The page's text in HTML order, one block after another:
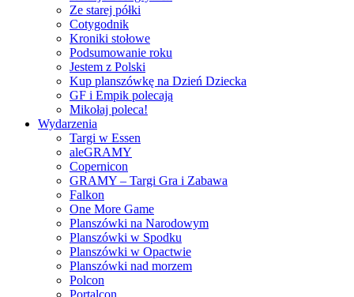
Ze starej półki
Cotygodnik
Kroniki stołowe
Podsumowanie roku
Jestem z Polski
Kup planszówkę na Dzień Dziecka
GF i Empik polecają
Mikołaj poleca!
Wydarzenia
Targi w Essen
aleGRAMY
Copernicon
GRAMY – Targi Gra i Zabawa
Falkon
One More Game
Planszówki na Narodowym
Planszówki w Spodku
Planszówki w Opactwie
Planszówki nad morzem
Polcon
Portalcon